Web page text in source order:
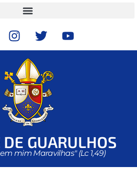
DE GUARULHOS
mim Maravilhas" (Lc 1,49)